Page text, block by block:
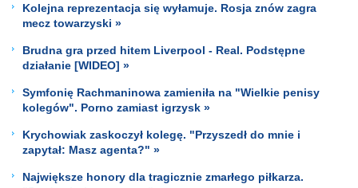
Kolejna reprezentacja się wyłamuje. Rosja znów zagra
mecz towarzyski »
Brudna gra przed hitem Liverpool - Real. Podstępne
działanie [WIDEO] »
Symfonię Rachmaninowa zamieniła na "Wielkie penisy
kolegów". Porno zamiast igrzysk »
Krychowiak zaskoczył kolegę. "Przyszedł do mnie i
zapytał: Masz agenta?" »
Największe honory dla tragicznie zmarłego piłkarza.